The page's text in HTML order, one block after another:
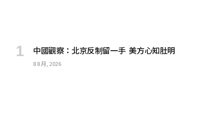
中國觀察：北京反制留一手 美方心知肚明
8 8 月, 2026